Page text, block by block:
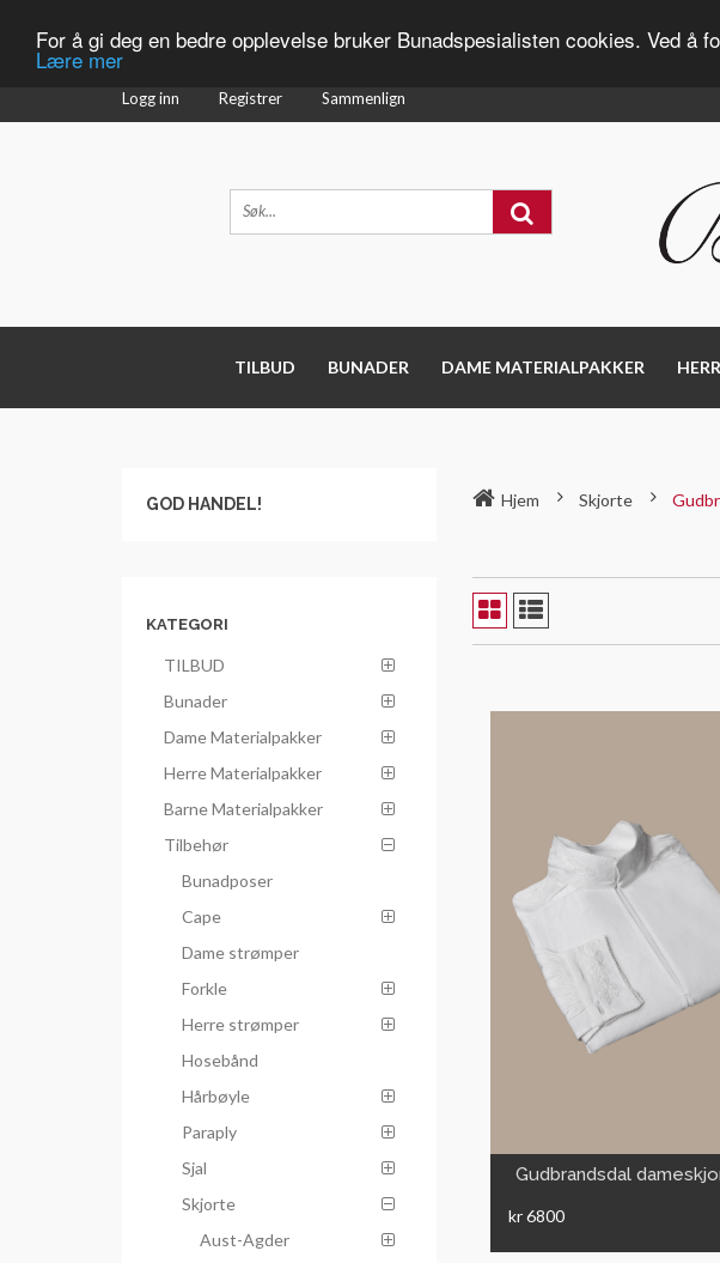
For å gi deg en bedre opplevelse bruker Bunadspesialisten cookies. Ved
Lære mer
Logg inn Registrer Sammenlign
TILBUD BUNADER DAME MATERIALPAKKER
GOD HANDEL!
KATEGORI
TILBUD
Bunader
Dame Materialpakker
Herre Materialpakker
Barne Materialpakker
Tilbehør
Bunadposer
Cape
Dame strømper
Forkle
Herre strømper
Hosebånd
Hårbøyle
Paraply
Sjal
Skjorte
Aust-Agder
Hjem Skjorte
Gudbrandsdal
kr 6800